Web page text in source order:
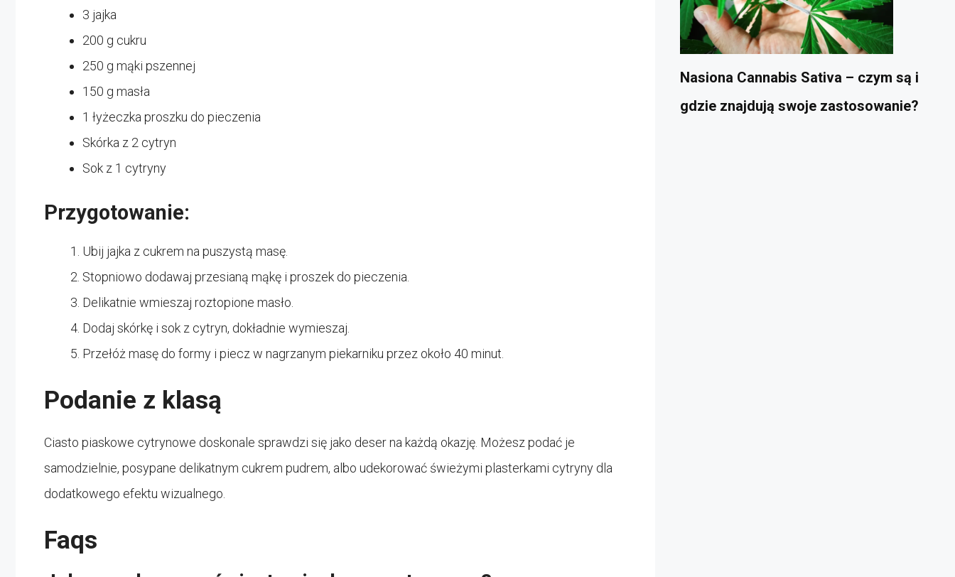
3 jajka
200 g cukru
250 g mąki pszennej
150 g masła
1 łyżeczka proszku do pieczenia
Skórka z 2 cytryn
Sok z 1 cytryny
Przygotowanie:
Ubij jajka z cukrem na puszystą masę.
Stopniowo dodawaj przesianą mąkę i proszek do pieczenia.
Delikatnie wmieszaj roztopione masło.
Dodaj skórkę i sok z cytryn, dokładnie wymieszaj.
Przełóż masę do formy i piecz w nagrzanym piekarniku przez około 40 minut.
Podanie z klasą
Ciasto piaskowe cytrynowe doskonale sprawdzi się jako deser na każdą okazję. Możesz podać je
samodzielnie, posypane delikatnym cukrem pudrem, albo udekorować świeżymi plasterkami cytryny dla
dodatkowego efektu wizualnego.
Faqs
Nasiona Cannabis Sativa – czym są i
gdzie znajdują swoje zastosowanie?